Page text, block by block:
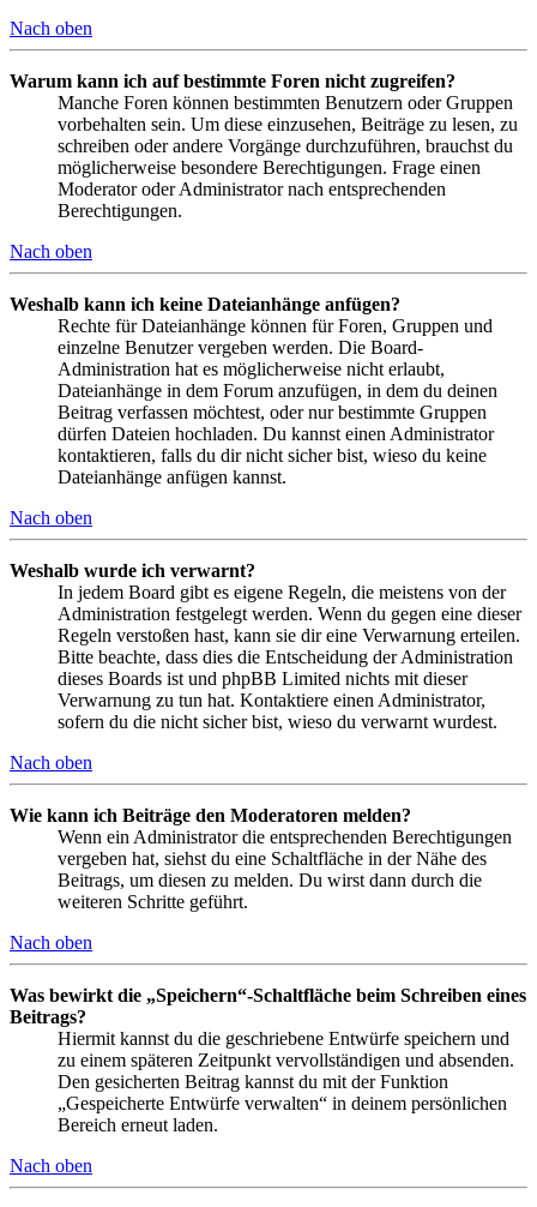
Nach oben
Warum kann ich auf bestimmte Foren nicht zugreifen?
Manche Foren können bestimmten Benutzern oder Gruppen
vorbehalten sein. Um diese einzusehen, Beiträge zu lesen, zu
schreiben oder andere Vorgänge durchzuführen, brauchst du
möglicherweise besondere Berechtigungen. Frage einen
Moderator oder Administrator nach entsprechenden
Berechtigungen.
Nach oben
Weshalb kann ich keine Dateianhänge anfügen?
Rechte für Dateianhänge können für Foren, Gruppen und
einzelne Benutzer vergeben werden. Die Board-
Administration hat es möglicherweise nicht erlaubt,
Dateianhänge in dem Forum anzufügen, in dem du deinen
Beitrag verfassen möchtest, oder nur bestimmte Gruppen
dürfen Dateien hochladen. Du kannst einen Administrator
kontaktieren, falls du dir nicht sicher bist, wieso du keine
Dateianhänge anfügen kannst.
Nach oben
Weshalb wurde ich verwarnt?
In jedem Board gibt es eigene Regeln, die meistens von der
Administration festgelegt werden. Wenn du gegen eine dieser
Regeln verstoßen hast, kann sie dir eine Verwarnung erteilen.
Bitte beachte, dass dies die Entscheidung der Administration
dieses Boards ist und phpBB Limited nichts mit dieser
Verwarnung zu tun hat. Kontaktiere einen Administrator,
sofern du die nicht sicher bist, wieso du verwarnt wurdest.
Nach oben
Wie kann ich Beiträge den Moderatoren melden?
Wenn ein Administrator die entsprechenden Berechtigungen
vergeben hat, siehst du eine Schaltfläche in der Nähe des
Beitrags, um diesen zu melden. Du wirst dann durch die
weiteren Schritte geführt.
Nach oben
Was bewirkt die „Speichern“-Schaltfläche beim Schreiben eines
Beitrags?
Hiermit kannst du die geschriebene Entwürfe speichern und
zu einem späteren Zeitpunkt vervollständigen und absenden.
Den gesicherten Beitrag kannst du mit der Funktion
„Gespeicherte Entwürfe verwalten“ in deinem persönlichen
Bereich erneut laden.
Nach oben